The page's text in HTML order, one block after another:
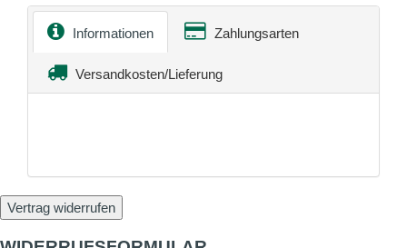
Informationen Zahlungsarten
Versandkosten/Lieferung
Vertrag widerrufen